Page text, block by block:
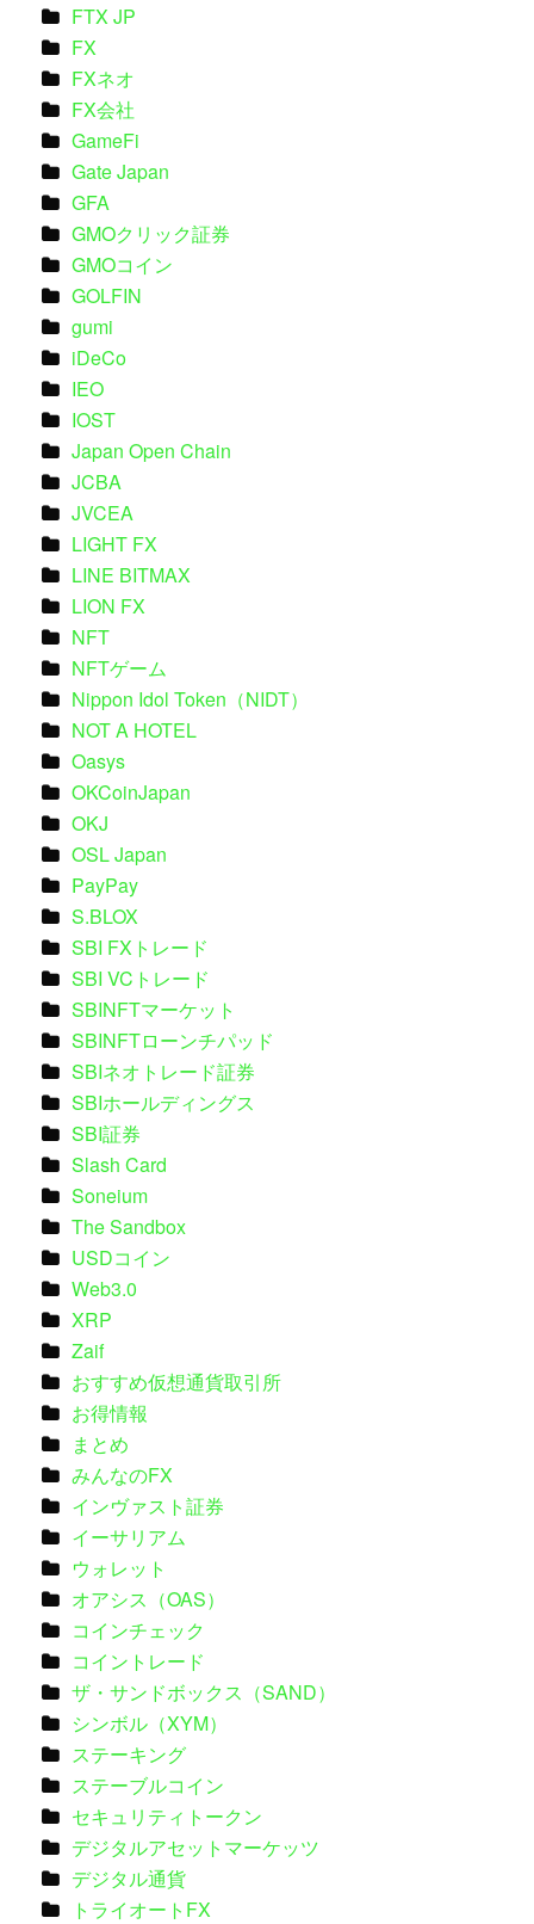
FTX JP
FX
FXネオ
FX会社
GameFi
Gate Japan
GFA
GMOクリック証券
GMOコイン
GOLFIN
gumi
iDeCo
IEO
IOST
Japan Open Chain
JCBA
JVCEA
LIGHT FX
LINE BITMAX
LION FX
NFT
NFTゲーム
Nippon Idol Token（NIDT）
NOT A HOTEL
Oasys
OKCoinJapan
OKJ
OSL Japan
PayPay
S.BLOX
SBI FXトレード
SBI VCトレード
SBINFTマーケット
SBINFTローンチパッド
SBIネオトレード証券
SBIホールディングス
SBI証券
Slash Card
Soneium
The Sandbox
USDコイン
Web3.0
XRP
Zaif
おすすめ仮想通貨取引所
お得情報
まとめ
みんなのFX
インヴァスト証券
イーサリアム
ウォレット
オアシス（OAS）
コインチェック
コイントレード
ザ・サンドボックス（SAND）
シンボル（XYM）
ステーキング
ステーブルコイン
セキュリティトークン
デジタルアセットマーケッツ
デジタル通貨
トライオートFX